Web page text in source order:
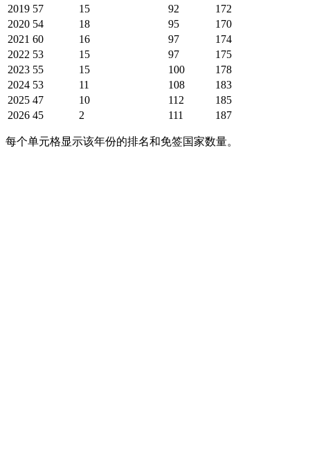
2019 57 15 92
172
2020 54 18 95
170
2021 60 16 97
174
2022 53 15 97
175
2023 55 15 100
178
2024 53 11 108
183
2025 47 10 112
185
2026 45 2 111 187
每个单元格显示该年份的排名和免签国家数量。